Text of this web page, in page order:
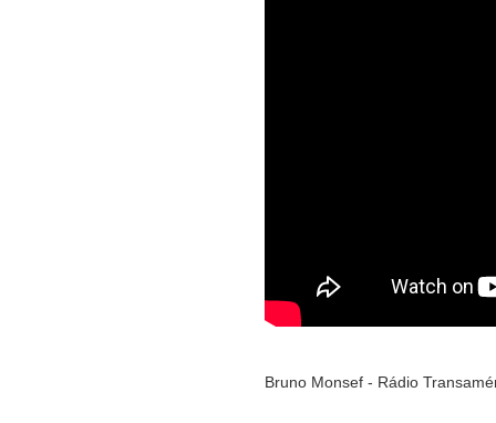
Bruno Monsef - Rádio